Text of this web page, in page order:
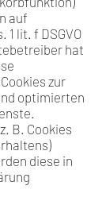
auf
1 lit. f DSGVO
hat
zur
optimierten
B. Cookies
diese in